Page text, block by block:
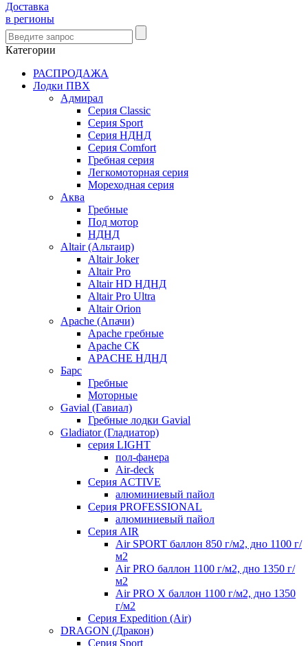
Доставка
в регионы
Категории
РАСПРОДАЖА
Лодки ПВХ
Адмирал
Серия Classic
Серия Sport
Серия НДНД
Серия Comfort
Гребная серия
Легкомоторная серия
Мореходная серия
Аква
Гребные
Под мотор
НДНД
Altair (Альтаир)
Altair Joker
Altair Pro
Altair HD НДНД
Altair Pro Ultra
Altair Orion
Apache (Апачи)
Apache гребные
Apache СК
APACHE НДНД
Барс
Гребные
Моторные
Gavial (Гавиал)
Гребные лодки Gavial
Gladiator (Гладиатор)
серия LIGHT
пол-фанера
Air-deck
Серия ACTIVE
алюминиевый пайол
Серия PROFESSIONAL
алюминиевый пайол
Серия AIR
Air SPORT баллон 850 г/м2, дно 1100 г/
м2
Air PRO баллон 1100 г/м2, дно 1350 г/
м2
Air PRO X баллон 1100 г/м2, дно 1350
г/м2
Серия Expedition (Air)
DRAGON (Дракон)
Серия Sport